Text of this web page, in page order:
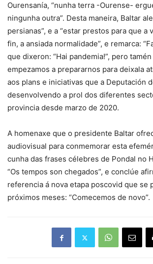
Ourensanía, “nunha terra -Ourense-
ningunha outra”. Desta maneira, Baltar
persianas”, e a “estar prestos para que a
fin, a ansiada normalidade”, e remarca:
que dixeron: “Hai pandemia!”, pero
empezamos a prepararnos para deixala
aos plans e iniciativas que a Deputación
desenvolvendo a prol dos diferentes
provincia desde marzo de 2020.
A homenaxe que o presidente Baltar
audiovisual para conmemorar esta
cunha das frases célebres de Pondal no
“Os tempos son chegados”, e conclúe
referencia á nova etapa poscovid que se
próximos meses: “Comecemos de novo”.